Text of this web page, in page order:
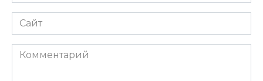
Сайт
Комментарий